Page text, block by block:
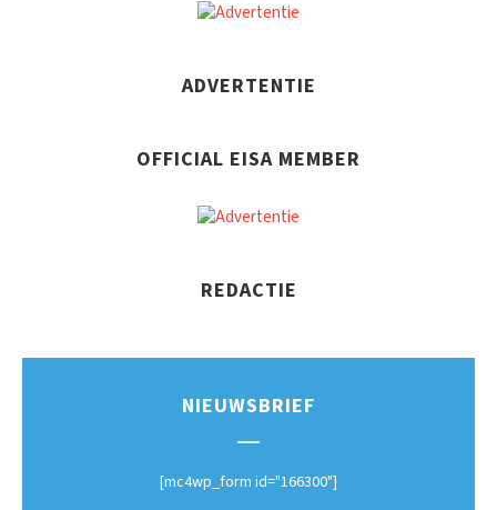
ADVERTENTIE
OFFICIAL EISA MEMBER
REDACTIE
NIEUWSBRIEF
[mc4wp_form id="166300"]